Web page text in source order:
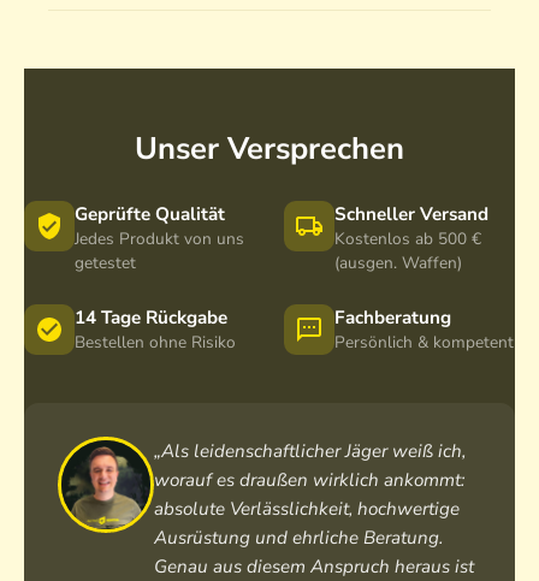
Unser Versprechen
Geprüfte Qualität
Jedes Produkt von uns
getestet
Schneller Versand
Kostenlos ab 500 €
(ausgen. Waffen)
14 Tage Rückgabe
Bestellen ohne Risiko
Fachberatung
Persönlich & kompetent
„Als leidenschaftlicher Jäger weiß ich,
worauf es draußen wirklich ankommt:
absolute Verlässlichkeit, hochwertige
Ausrüstung und ehrliche Beratung.
Genau aus diesem Anspruch heraus ist